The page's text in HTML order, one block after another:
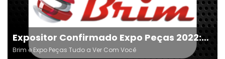
Expositor Confirmado Expo Peças 2022:
Brim
Brim e Expo Peças Tudo a Ver Com Você